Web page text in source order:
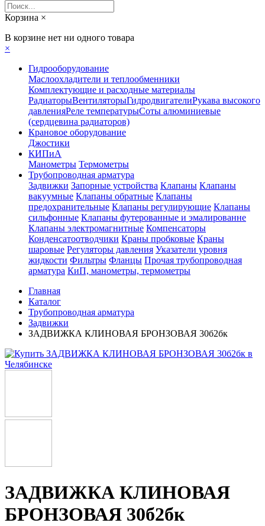
Корзина ×
В корзине нет ни одного товара
×
Гидрооборудование
Маслоохладители и теплообменники
Комплектующие и расходные материалы
РадиаторыВентиляторыГидродвигателиРукава высокого
давленияРеле температурыСоты алюминиевые
(сердцевина радиаторов)
Крановое оборудование
Джостики
КИПиА
Манометры Термометры
Трубопроводная арматура
Задвижки Запорные устройства Клапаны Клапаны
вакуумные Клапаны обратные Клапаны
предохранительные Клапаны регулирующие Клапаны
сильфонные Клапаны футерованные и эмалированне
Клапаны электромагнитные Компенсаторы
Конденсатоотводчики Краны пробковые Краны
шаровые Регуляторы давления Указатели уровня
жидкости Фильтры Фланцы Прочая трубопроводная
арматура КиП, манометры, термометры
Главная
Каталог
Трубопроводная арматура
Задвижки
ЗАДВИЖКА КЛИНОВАЯ БРОНЗОВАЯ 30б2бк
ЗАДВИЖКА КЛИНОВАЯ
БРОНЗОВАЯ 30б2бк